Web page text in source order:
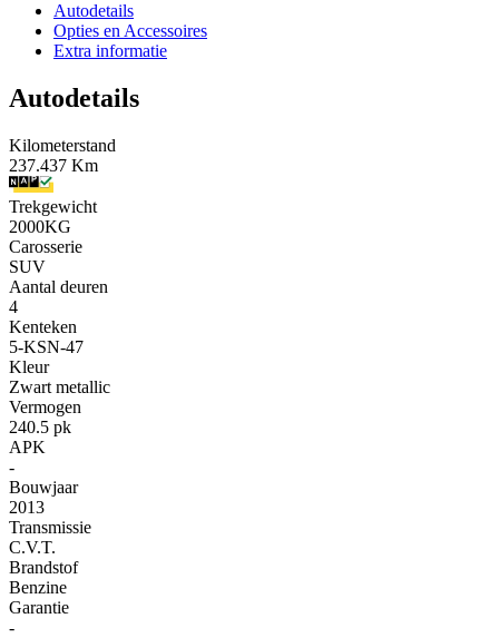
Autodetails
Opties en Accessoires
Extra informatie
Autodetails
Kilometerstand
237.437 Km
Trekgewicht
2000KG
Carosserie
SUV
Aantal deuren
4
Kenteken
5-KSN-47
Kleur
Zwart metallic
Vermogen
240.5 pk
APK
-
Bouwjaar
2013
Transmissie
C.V.T.
Brandstof
Benzine
Garantie
-